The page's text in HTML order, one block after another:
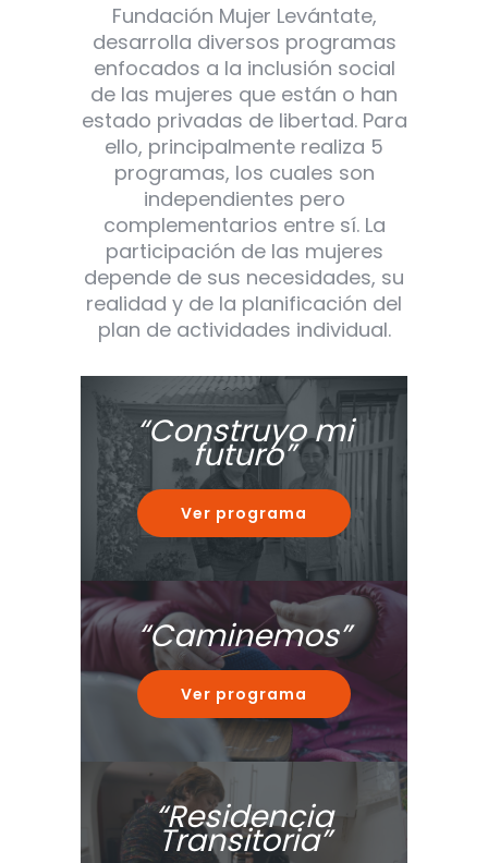
Fundación Mujer Levántate,
desarrolla diversos programas
enfocados a la inclusión social
de las mujeres que están o han
estado privadas de libertad. Para
ello, principalmente realiza 5
programas, los cuales son
independientes pero
complementarios entre sí. La
participación de las mujeres
depende de sus necesidades, su
realidad y de la planificación del
plan de actividades individual.
“Construyo mi
futuro”
Ver programa
“Caminemos”
Ver programa
“Residencia
Transitoria”